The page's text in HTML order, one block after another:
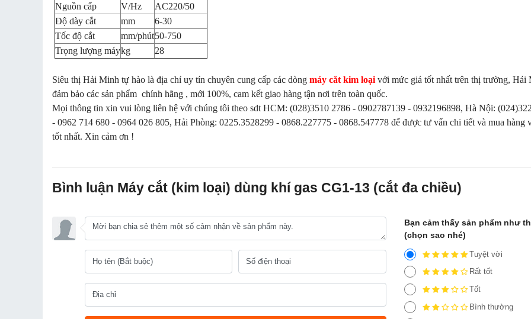
Nguồn cấp
V/Hz
AC220/50
Độ dày cắt
mm
6-30
Tốc độ cắt
mm/phút50-750
Trọng lượng máykg 28
Siêu thị Hải Minh tự hào là địa chỉ uy tín chuyên cung cấp các dòng máy cắt kim loại với mức giá tốt nhất trên thị trường, Hải
đảm bảo các sản phẩm chính hãng , mới 100%, cam kết giao hàng tận nơi trên toàn quốc.
Mọi thông tin xin vui lòng liên hệ với chúng tôi theo sdt HCM: (028)3510 2786 - 0902787139 - 0932196898, Hà Nội:
- 0962 714 680 - 0964 026 805, Hải Phòng: 0225.3528299 - 0868.227775 - 0868.547778 để được tư vấn chi tiết và mua hàng
tốt nhất. Xin cảm ơn !
Bình luận Máy cắt (kim loại) dùng khí gas CG1-13 (cắt đa chiều)
Bạn cảm thấy sản phẩm như
(chọn sao nhé)
Tuyệt vời
Rất tốt
Tốt
Bình thường